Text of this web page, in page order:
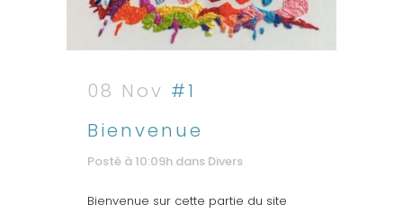
08 Nov #1
Bienvenue
Posté à 10:09h dans Divers
Bienvenue sur cette partie du site